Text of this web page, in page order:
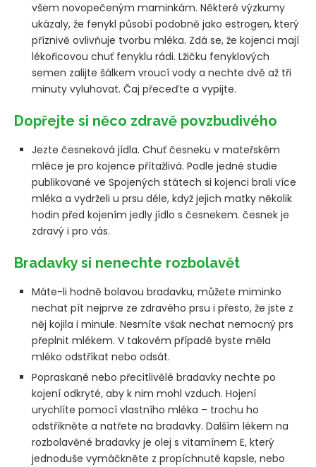
všem novopečeným maminkám. Některé výzkumy
ukázaly, že fenykl působí podobně jako estrogen, který
příznivě ovlivňuje tvorbu mléka. Zdá se, že kojenci mají
lékořicovou chuť fenyklu rádi. Lžičku fenyklových
semen zalijte šálkem vroucí vody a nechte dvě až tři
minuty vyluhovat. Čaj přeceďte a vypijte.
Dopřejte si něco zdravě povzbudivého
Jezte česneková jídla. Chuť česneku v mateřském
mléce je pro kojence přítažlivá. Podle jedné studie
publikované ve Spojených státech si kojenci brali více
mléka a vydrželi u prsu déle, když jejich matky několik
hodin před kojením jedly jídlo s česnekem. česnek je
zdravý i pro vás.
Bradavky si nenechte rozbolavět
Máte-li hodně bolavou bradavku, můžete miminko
nechat pít nejprve ze zdravého prsu i přesto, že jste z
něj kojila i minule. Nesmíte však nechat nemocný prs
přeplnit mlékem. V takovém případě byste měla
mléko odstříkat nebo odsát.
Popraskané nebo přecitlivělé bradavky nechte po
kojení odkryté, aby k nim mohl vzduch. Hojení
urychlíte pomocí vlastního mléka – trochu ho
odstříkněte a natřete na bradavky. Dalším lékem na
rozbolavěné bradavky je olej s vitamínem E, který
jednoduše vymáčkněte z propíchnuté kapsle, nebo